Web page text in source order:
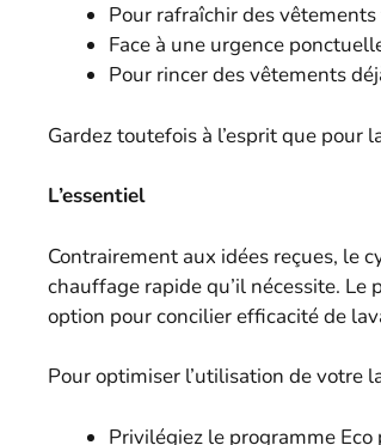
Pour rafraîchir des
Face à une urgence
Pour rincer des vêtements
Gardez toutefois à l’esprit que pour
L’essentiel
Contrairement aux idées reçues, le
chauffage rapide qu’il nécessite.
option pour concilier efficacité de
Pour optimiser l’utilisation de votre
Privilégiez le programme